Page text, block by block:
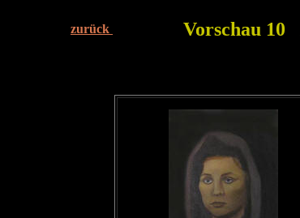
zurück Vorschau 10